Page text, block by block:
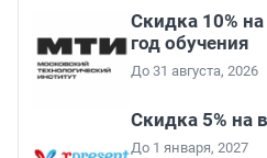
Скидка 10%
год обучения
До 31 августа, 2026
Скидка 5% на
До 1 января, 2027